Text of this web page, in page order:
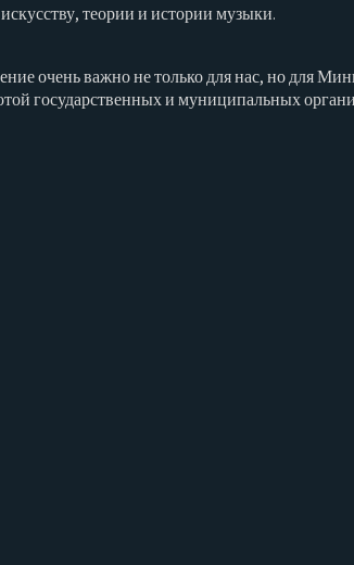
теории и истории музыки.
очень важно не только для нас, но для
государственных и муниципальных